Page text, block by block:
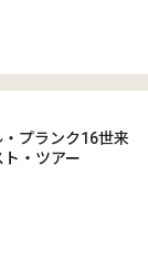
プランク16世来
・ツアー